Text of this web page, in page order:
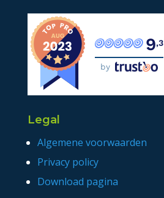
9,3
by
Legal
Algemene voorwaarden
Privacy policy
Download pagina